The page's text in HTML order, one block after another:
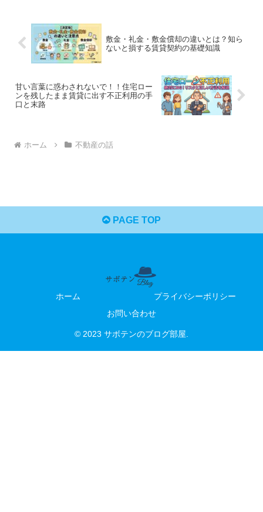
敷金・礼金・敷金償却の違いとは？知ら
ないと損する賃貸契約の基礎知識
甘い言葉に惑わされないで！！住宅ロー
ンを残したまま賃貸に出す不正利用の手
口と末路
ホーム 不動産の話
PAGE TOP
ホーム
プライバシーポリシー
お問い合わせ
© 2023 サボテンのブログ部屋.